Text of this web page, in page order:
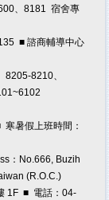
、8181 宿舍專
■ 諮商輔導中心
8210、
暑假上班時間：
：No.666, Buzih
(R.O.C.)
1F ■ 電話：04-